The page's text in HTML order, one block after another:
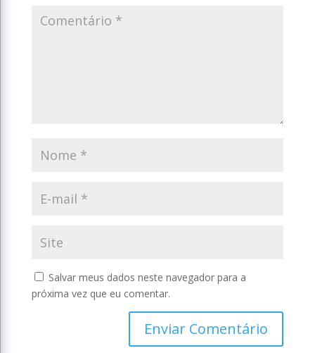
Salvar meus dados neste navegador para a
próxima vez que eu comentar.